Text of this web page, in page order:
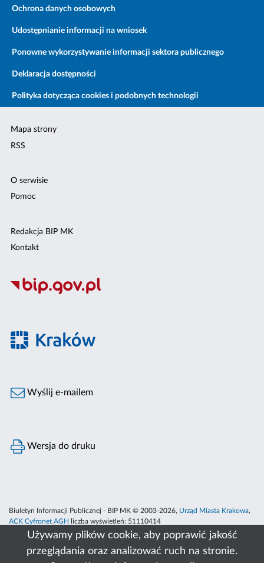
Używamy plików cookie, aby poprawić jakość
przeglądania oraz analizować ruch na stronie.
Ochrona danych osobowych
Udostępnianie informacji na wniosek
Ponowne wykorzystywanie informacji sektora publicznego
Deklaracja dostępności
Polityka dotycząca cookies i podobnych technologii
Mapa strony
RSS
O serwisie
Pomoc
Redakcja BIP MK
Kontakt
Wyślij e-mailem
Wersja do druku
Biuletyn Informacji Publicznej - BIP MK © 2003-2026, Urząd Miasta Krakowa,
ACK Cyfronet AGH
liczba wyświetleń: 51110414